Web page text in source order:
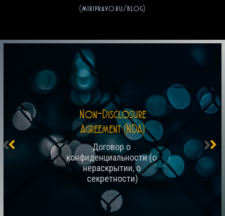
(miripravo.ru/blog)
Non-Disclosure
Agreement (NDA)
Договор о
конфиденциальности (о
нераскрытии, о
секретности)